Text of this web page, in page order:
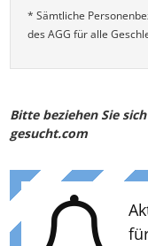
* Sämtliche
des AGG für alle
Bitte beziehen Sie
gesucht.com